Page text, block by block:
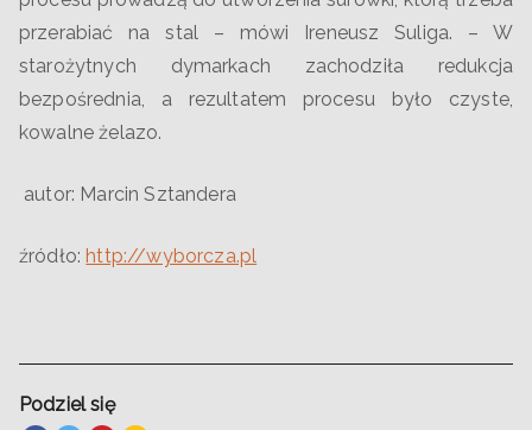
przerabiać na stal – mówi Ireneusz Suliga. – W
starożytnych dymarkach zachodziła redukcja
bezpośrednia, a rezultatem procesu było czyste,
kowalne żelazo.
autor: Marcin Sztandera
źródło:http://wyborcza.pl
Podziel się